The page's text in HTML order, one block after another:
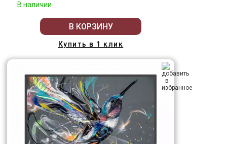
В наличии
В КОРЗИНУ
Купить в 1 клик